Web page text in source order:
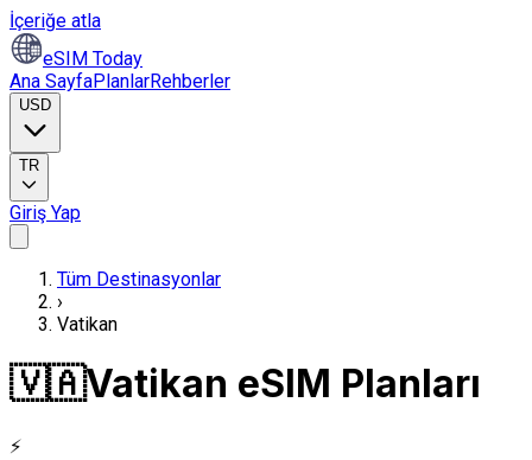
İçeriğe atla
eSIM Today
Ana SayfaPlanlarRehberler
USD
TR
Giriş Yap
Tüm Destinasyonlar
›
Vatikan
🇻🇦Vatikan eSIM Planları
⚡